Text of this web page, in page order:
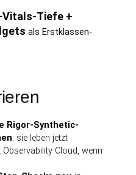
Vitals-Tiefe +
als Erstklassen-
Rigor-Synthetic-
: sie leben jetzt
Cloud, wenn